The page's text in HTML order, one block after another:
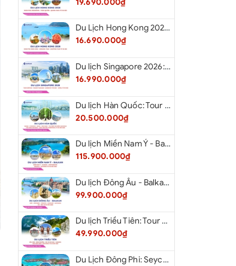
Du Lịch Hong Kong 2026: Khám phá Hong Kong - Dingding Tram - Shopping Tour từ Hà Nội
16.690.000₫
Du lịch Singapore 2026: Tour Sentosa - Madame Tussauds - Garden By The Bay - Jewel từ Hà Nội
16.990.000₫
Du lịch Hàn Quốc: Tour Busan - Gyeongju - Seoul - Đảo Nami - Tàu Điện Ven Biển Haeundae - Cầu Kính Oryukdo - Làng Văn Hóa Huinnyeoul từ Hà Nội 2026
20.500.000₫
Du lịch Miền Nam Ý - Balkan: Tour Miền Nam Ý - Albania - Montenegro - Croatia - Slovenia từ Hà Nội 2026
115.900.000₫
Du lịch Đông Âu - Balkan: Tour Đức - Slovenia - Croatia - Hungary - Slovakia - Áo - Séc từ Hà Nội 2026
99.900.000₫
Du lịch Triều Tiên: Tour Bắc Kinh - Bình Nhưỡng - Núi Myohyang - Kaesong - Bàn Môn Điếm - Đan Đông từ Hà Nội 2026
49.990.000₫
Du Lịch Đông Phi: Seychelles - Madagascar - Mauritius 2026